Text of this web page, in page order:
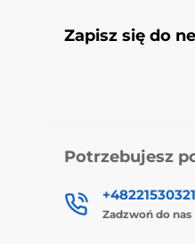
Zapisz się do
Potrzebujesz
+48221530321
Zadzwoń do nas